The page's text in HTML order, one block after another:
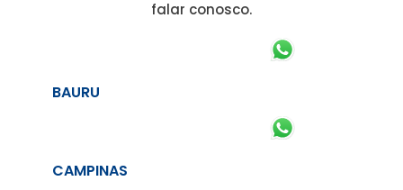
falar conosco.
BAURU
CAMPINAS